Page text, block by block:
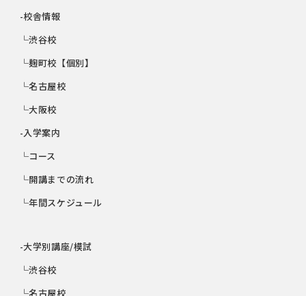
-校舎情報
└渋谷校
└麹町校【個別】
└名古屋校
└大阪校
-入学案内
└コース
└開講までの流れ
└年間スケジュール
-大学別講座/模試
└渋谷校
└名古屋校